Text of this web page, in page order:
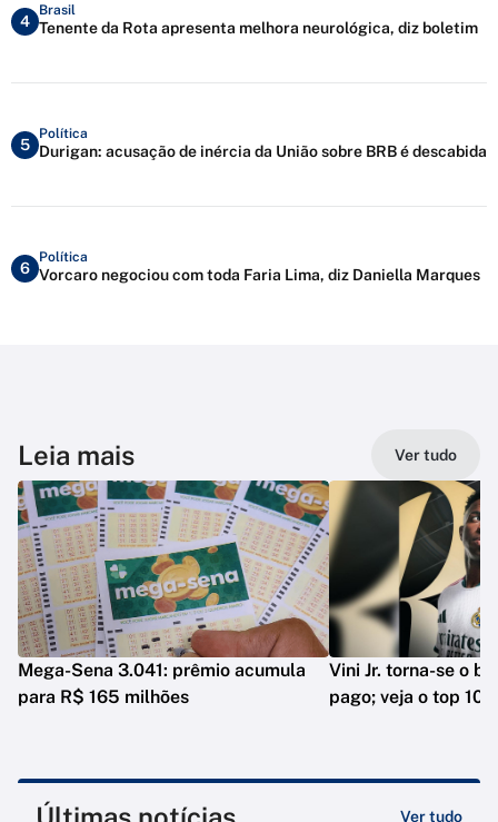
4
Brasil
Tenente da Rota apresenta melhora neurológica, diz boletim
5
Política
Durigan: acusação de inércia da União sobre BRB é descabida
6
Política
Vorcaro negociou com toda Faria Lima, diz Daniella Marques
Leia mais Ver tudo
Mega-Sena 3.041: prêmio acumula
para R$ 165 milhões
Vini Jr. torna-se o
pago; veja o top 10
Ver tudo